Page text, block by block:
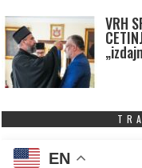
VRH
EN